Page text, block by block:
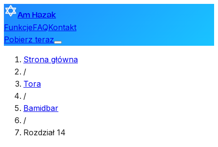
Am Hazak
FunkcjeFAQKontakt
Pobierz teraz
Strona główna
/
Tora
/
Bamidbar
/
Rozdział 14